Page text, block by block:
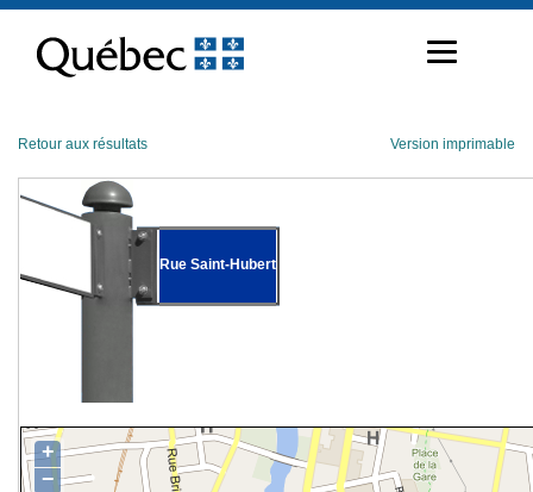
contenu
Retour aux résultats Version imprimable
Rue Saint-Hubert
+
−